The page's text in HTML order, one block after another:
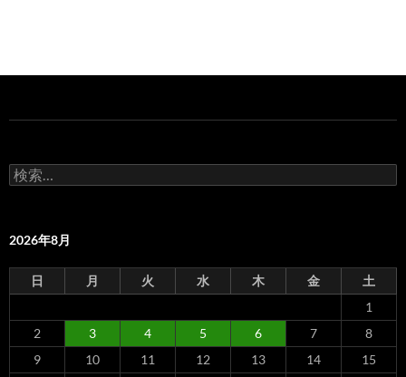
検
索:
2026年8月
日 月 火 水 木 金
土
1
2
3 4 5 6 7
8
9
10 11 12 13 14
15